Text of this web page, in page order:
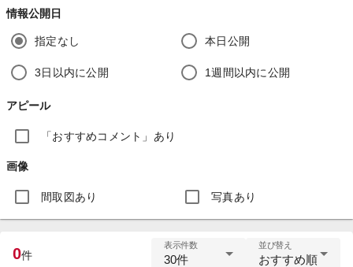
情報公開日
指定なし 本日公開
3日以内に公開 1週間以内に公開
アピール
「おすすめコメント」あり
画像
間取図あり 写真あり
0件
表示件数
30件
並び替え
おすすめ順